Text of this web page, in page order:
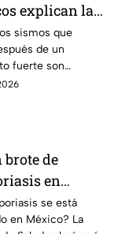
explican las
entre
sísmico y
sismos que
de un
fuerte son
explican
brote de
en
rompe
tras 33 casos
se está
en México? La